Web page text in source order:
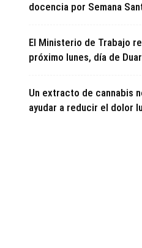
docencia por Semana
El Ministerio de Trabajo
próximo lunes, día de
Un extracto de cannabis
ayudar a reducir el dolor